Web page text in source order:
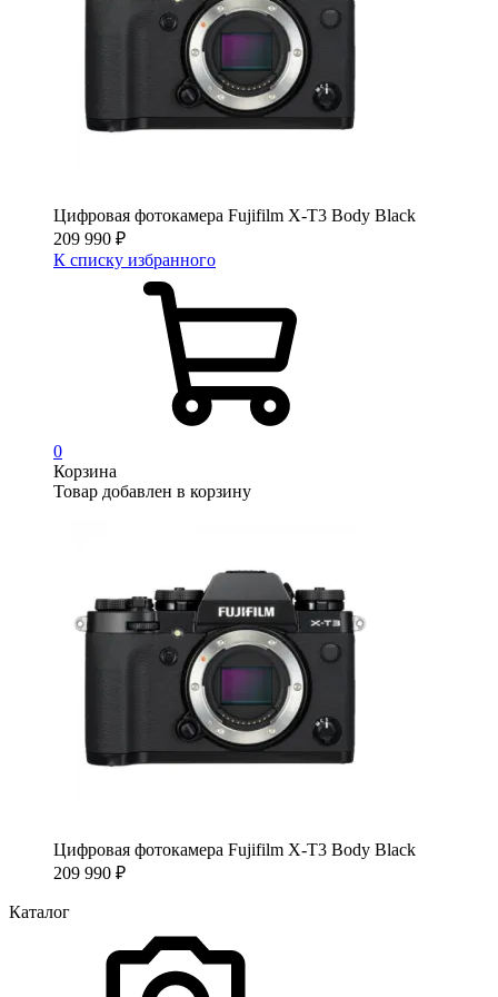
Цифровая фотокамера Fujifilm X-T3 Body Black
209 990 ₽
К списку избранного
0
Корзина
Товар добавлен в корзину
Цифровая фотокамера Fujifilm X-T3 Body Black
209 990 ₽
Каталог